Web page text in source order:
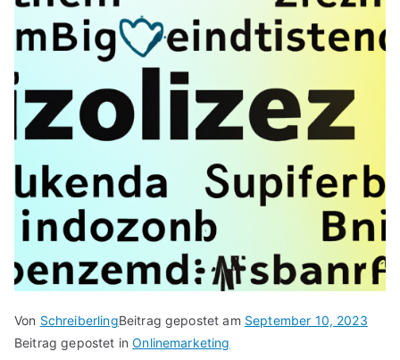
Von SchreiberlingBeitrag gepostet am September 10, 2023
Beitrag gepostet inOnlinemarketing